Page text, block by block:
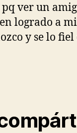
ver un
logrado a
y se lo